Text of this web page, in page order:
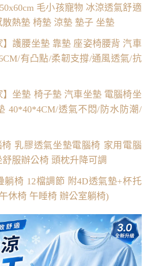
毛小孩寵物 冰涼透氣舒適
熱墊 椅墊 涼墊 墊子 坐墊
】護腰坐墊 靠墊 座姿椅腰背 汽車
有凸點/柔韌支撐/通風透氣/抗
】坐墊 椅子墊 汽車坐墊 電腦椅坐
40*40*4CM/透氣不悶/防水防潮/
椅 乳膠透氣坐墊電腦椅 家用電腦
服辦公椅 頭枕升降可調
躺椅 12檔調節 附4D透氣墊+杯托
休椅 午睡椅 辦公室躺椅)